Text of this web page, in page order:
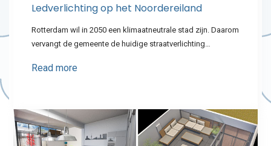
Ledverlichting op het Noordereiland
Rotterdam wil in 2050 een klimaatneutrale stad zijn. Daarom
vervangt de gemeente de huidige straatverlichting…
Read more